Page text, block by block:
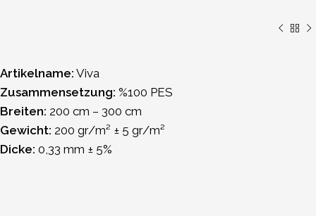
Artikelname: Viva
Zusammensetzung: %100 PES
Breiten: 200 cm – 300 cm
Gewicht: 200 gr/m² ± 5 gr/m²
Dicke: 0,33 mm ± 5%